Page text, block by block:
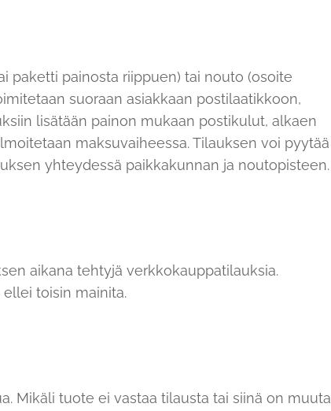
paketti painosta riippuen) tai nouto (osoite
suoraan asiakkaan postilaatikkoon,
lisätään painon mukaan postikulut, alkaen
maksuvaiheessa. Tilauksen voi pyytää
yhteydessä paikkakunnan ja noutopisteen.
aikana tehtyjä verkkokauppatilauksia.
toisin mainita.
Mikäli tuote ei vastaa tilausta tai siinä on muuta